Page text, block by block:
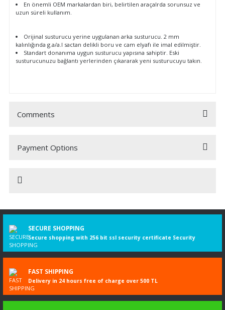
En önemli OEM markalardan biri, belirtilen araçalrda sorunsuz ve
uzun süreli kullanım.
Orijinal susturucu yerine uygulanan arka susturucu. 2 mm
kalınlığında g.a/a.l sactan delikli boru ve cam elyafı ile imal edilmiştir.
Standart donanıma uygun susturucu yapısına sahiptir. Eski
susturucunuzu bağlantı yerlerinden çıkararak yeni susturucuyu takın.
Comments
Be the first to comment on this product!
Payment Options
Yapmak ISUZU
Örnek D-MAX
Yıl
Motor Kodu 4JK1
Uzunluk 1720 mm
SECURE SHOPPING
Secure shopping with 256 bit ssl security certificate Security
FAST SHIPPING
Delivery in 24 hours free of charge over 500 TL